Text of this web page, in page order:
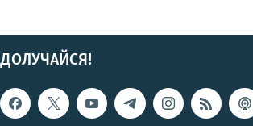
ДОЛУЧАЙСЯ!